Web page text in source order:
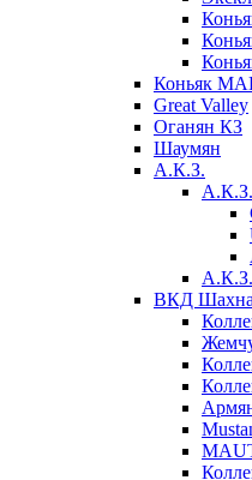
Коньяк
Great Valley
Оганян КЗ
Шаумян
А.К.З.
А.К.З.
ВКД